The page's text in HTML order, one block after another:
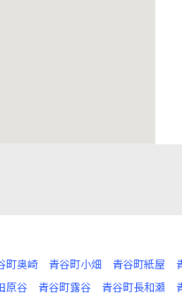
町奥崎 青谷町小畑 青谷町紙屋
原谷 青谷町露谷 青谷町長和瀬